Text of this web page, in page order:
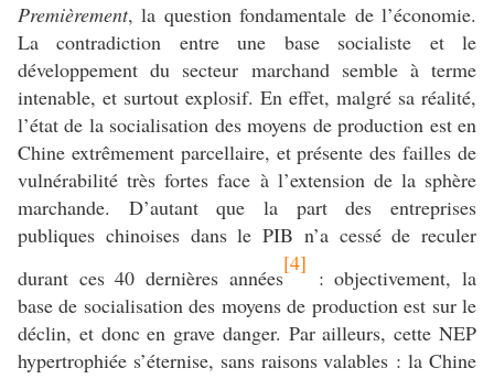
Premièrement, la question fondamentale de l’économie.
La contradiction entre une base socialiste et le
développement du secteur marchand semble à terme
intenable, et surtout explosif. En effet, malgré sa réalité,
l’état de la socialisation des moyens de production est en
Chine extrêmement parcellaire, et présente des failles de
vulnérabilité très fortes face à l’extension de la sphère
marchande. D’autant que la part des entreprises
publiques chinoises dans le PIB n’a cessé de reculer
durant ces 40 dernières années
[4]
: objectivement, la
base de socialisation des moyens de production est sur le
déclin, et donc en grave danger. Par ailleurs, cette NEP
hypertrophiée s’éternise, sans raisons valables : la Chine